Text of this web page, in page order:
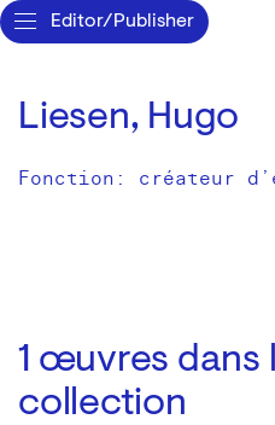
Editor/Publisher
Liesen, Hugo
Fonction: créateur
1 œuvres dans
collection